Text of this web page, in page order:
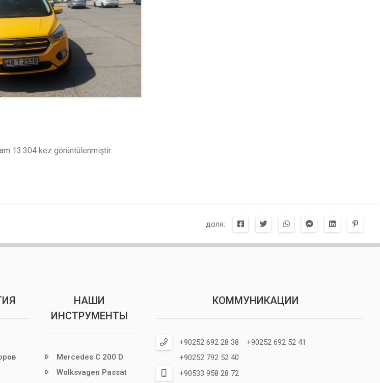
13.304 kez görüntülenmiştir.
доля:
НАШИ
ИНСТРУМЕНТЫ
Mercedes C 200 D
Wolksvagen Passat
КОММУНИКАЦИИ
+90252 692 28 38
+90252 692 52 41
+90252 792 52 40
+90533 958 28 72